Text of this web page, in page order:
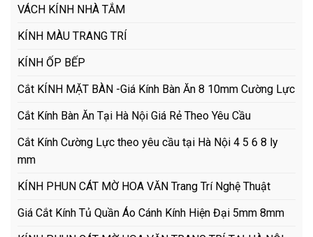
VÁCH KÍNH NHÀ TẮM
KÍNH MÀU TRANG TRÍ
KÍNH ỐP BẾP
Cắt KÍNH MẶT BÀN -Giá Kính Bàn Ăn 8 10mm Cường Lực
Cắt Kính Bàn Ăn Tại Hà Nội Giá Rẻ Theo Yêu Cầu
Cắt Kính Cường Lực theo yêu cầu tại Hà Nội 4 5 6 8 ly
mm
KÍNH PHUN CÁT MỜ HOA VĂN Trang Trí Nghệ Thuật
Giá Cắt Kính Tủ Quần Áo Cánh Kính Hiện Đại 5mm 8mm